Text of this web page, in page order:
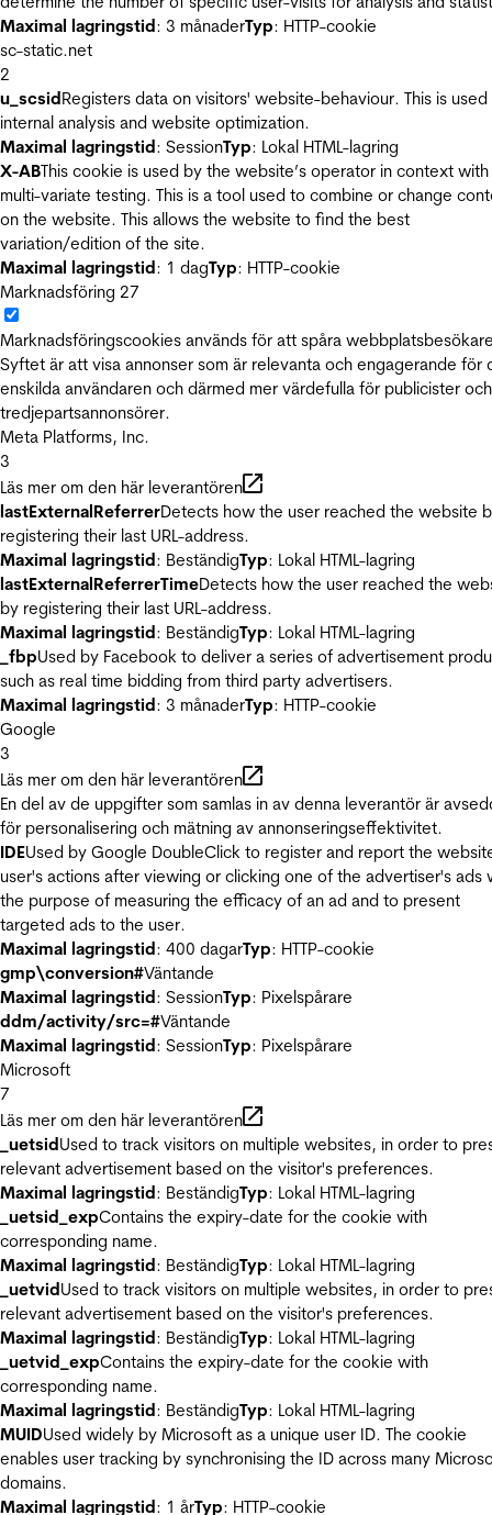
Maximal lagringstid: 3 månaderTyp: HTTP-cookie
sc-static.net
2
u_scsidRegisters data on visitors' website-behaviour. This is
internal analysis and website optimization.
Maximal lagringstid: SessionTyp: Lokal HTML-lagring
X-ABThis cookie is used by the website’s operator in context with
multi-variate testing. This is a tool used to combine or change
on the website. This allows the website to find the best
variation/edition of the site.
Maximal lagringstid: 1 dagTyp: HTTP-cookie
Marknadsföring 27
Marknadsföringscookies används för att spåra
Syftet är att visa annonser som är relevanta och engagerande för
enskilda användaren och därmed mer värdefulla för publicister och
tredjepartsannonsörer.
Meta Platforms, Inc.
3
Läs mer om den här leverantören
lastExternalReferrerDetects how the user reached the website
registering their last URL-address.
Maximal lagringstid: BeständigTyp: Lokal HTML-lagring
lastExternalReferrerTimeDetects how the user reached the
by registering their last URL-address.
Maximal lagringstid: BeständigTyp: Lokal HTML-lagring
_fbpUsed by Facebook to deliver a series of advertisement
such as real time bidding from third party advertisers.
Maximal lagringstid: 3 månaderTyp: HTTP-cookie
Google
3
Läs mer om den här leverantören
En del av de uppgifter som samlas in av denna leverantör är
för personalisering och mätning av annonseringseffektivitet.
IDEUsed by Google DoubleClick to register and report the
user's actions after viewing or clicking one of the advertiser's ads
the purpose of measuring the efficacy of an ad and to present
targeted ads to the user.
Maximal lagringstid: 400 dagarTyp: HTTP-cookie
gmp\conversion#Väntande
Maximal lagringstid: SessionTyp: Pixelspårare
ddm/activity/src=#Väntande
Maximal lagringstid: SessionTyp: Pixelspårare
Microsoft
7
Läs mer om den här leverantören
_uetsidUsed to track visitors on multiple websites, in order to
relevant advertisement based on the visitor's preferences.
Maximal lagringstid: BeständigTyp: Lokal HTML-lagring
_uetsid_expContains the expiry-date for the cookie with
corresponding name.
Maximal lagringstid: BeständigTyp: Lokal HTML-lagring
_uetvidUsed to track visitors on multiple websites, in order to
relevant advertisement based on the visitor's preferences.
Maximal lagringstid: BeständigTyp: Lokal HTML-lagring
_uetvid_expContains the expiry-date for the cookie with
corresponding name.
Maximal lagringstid: BeständigTyp: Lokal HTML-lagring
MUIDUsed widely by Microsoft as a unique user ID. The cookie
enables user tracking by synchronising the ID across many
domains.
Maximal lagringstid: 1 årTyp: HTTP-cookie